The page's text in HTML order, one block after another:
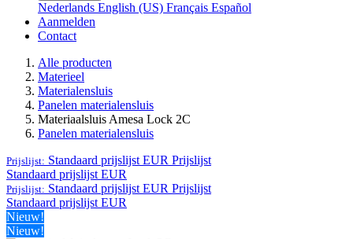
Nederlands English (US) Français Español
Aanmelden
Contact
Alle producten
Materieel
Materialensluis
Panelen materialensluis
Materiaalsluis Amesa Lock 2C
Panelen materialensluis
Prijslijst: Standaard prijslijst EUR Prijslijst
Standaard prijslijst EUR
Prijslijst: Standaard prijslijst EUR Prijslijst
Standaard prijslijst EUR
Nieuw!
Nieuw!